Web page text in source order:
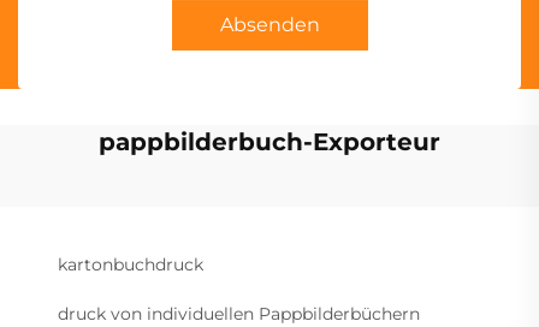
Absenden
pappbilderbuch-Exporteur
kartonbuchdruck
druck von individuellen Pappbilderbüchern